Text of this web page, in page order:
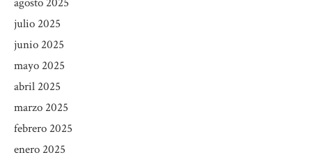
julio 2025
junio 2025
mayo 2025
abril 2025
marzo 2025
febrero 2025
enero 2025